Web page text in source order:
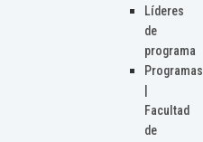
Líderes
de
programa
Programas
Facultad
de